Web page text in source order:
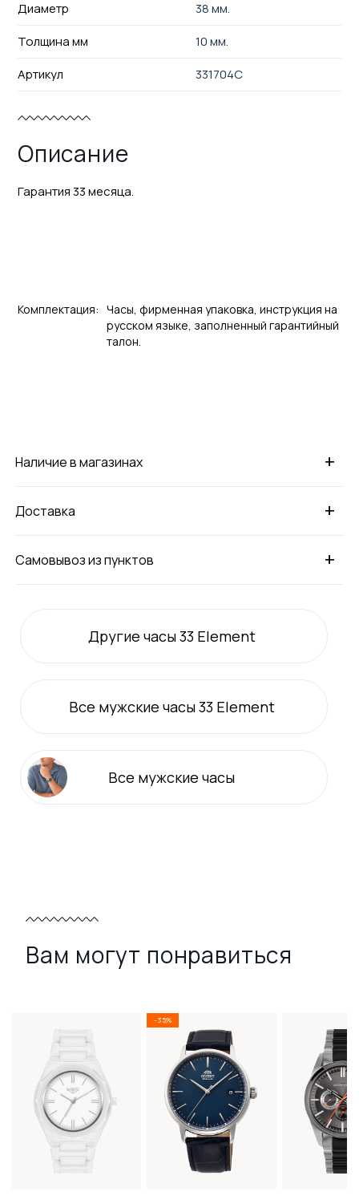
Диаметр
38 мм.
Толщина мм
10 мм.
Артикул
331704C
Описание
Гарантия 33 месяца.
Комплектация: Часы, фирменная упаковка, инструкция на
русском языке, заполненный гарантийный
талон.
+
Наличие в магазинах
+
Доставка
+
Самовывоз из пунктов
Другие часы 33 Element
Все мужские часы 33 Element
Все мужские часы
Вам могут понравиться
-35%